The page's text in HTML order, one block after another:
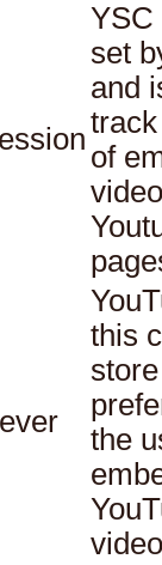
YSC
set
and
of
this
the